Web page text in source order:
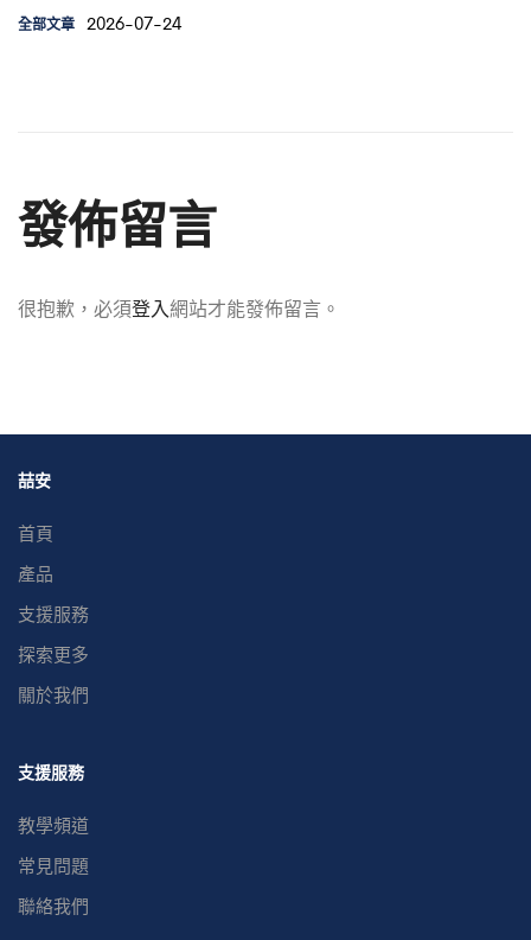
全部文章 2026-07-24
發佈留言
很抱歉，必須登入網站才能發佈留言。
喆安
首頁
產品
支援服務
探索更多
關於我們
支援服務
教學頻道
常見問題
聯絡我們